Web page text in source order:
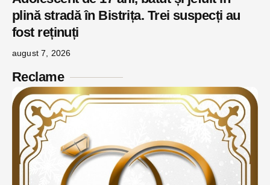
plină stradă în Bistrița. Trei suspecți au
fost reținuți
august 7, 2026
Reclame